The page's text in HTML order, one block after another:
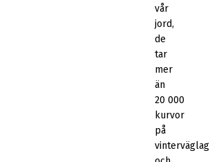
vår
jord,
de
tar
mer
än
20 000
kurvor
på
vinterväglag